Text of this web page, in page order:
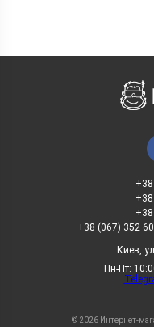
+38 (067) 352
Киев,
Пн-Пт:
© 2026 Интернет-